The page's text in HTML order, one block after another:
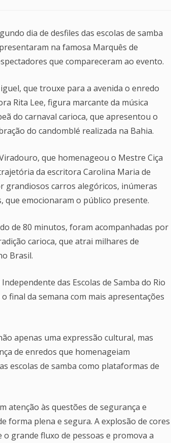
dia de desfiles das escolas de samba
na famosa Marquês de
que compareceram ao evento.
que trouxe para a avenida o enredo
Rita Lee, figura marcante da música
do carnaval carioca, que apresentou o
do candomblé realizada na Bahia.
que homenageou o Mestre Ciça
da escritora Carolina Maria de
grandiosos carros alegóricos, inúmeras
emocionaram o público presente.
de 80 minutos, foram acompanhadas por
carioca, que atrai milhares de
Brasil.
das Escolas de Samba do Rio
final da semana com mais apresentações
apenas uma expressão cultural, mas
de enredos que homenageiam
escolas de samba como plataformas de
atenção às questões de segurança e
forma plena e segura. A explosão de cores
grande fluxo de pessoas e promova a